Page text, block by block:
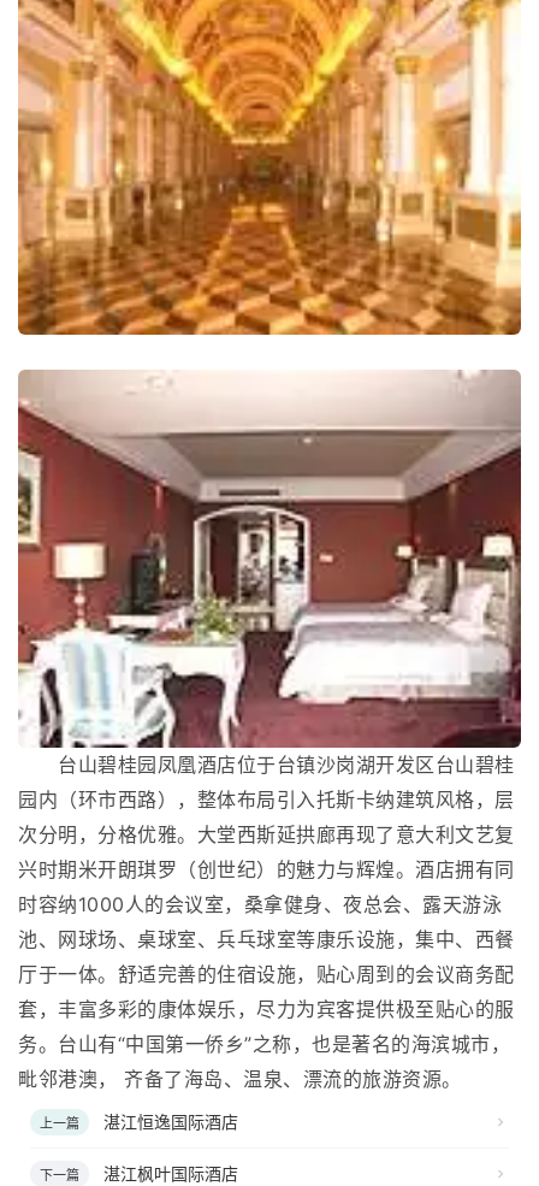
台山碧桂园凤凰酒店位于台镇沙岗湖开发区台山碧桂
园内（环市西路），整体布局引入托斯卡纳建筑风格，层
次分明，分格优雅。大堂西斯延拱廊再现了意大利文艺复
兴时期米开朗琪罗（创世纪）的魅力与辉煌。酒店拥有同
时容纳1000人的会议室，桑拿健身、夜总会、露天游泳
池、网球场、桌球室、兵乓球室等康乐设施，集中、西餐
厅于一体。舒适完善的住宿设施，贴心周到的会议商务配
套，丰富多彩的康体娱乐，尽力为宾客提供极至贴心的服
务。台山有“中国第一侨乡”之称，也是著名的海滨城市，
毗邻港澳， 齐备了海岛、温泉、漂流的旅游资源。
上一篇 湛江恒逸国际酒店
下一篇 湛江枫叶国际酒店